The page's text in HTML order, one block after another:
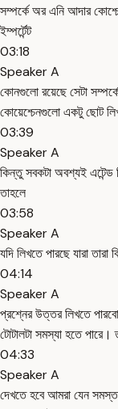
সম্পর্কে অর এনি আদার
ইম্পর্টেন্ট
03:18
Speaker A
কোনগুলো রয়েছে সেটা
কোয়েশ্চেনগুলো একটু ছোট
03:39
Speaker A
কিন্তু সবকটা অবশ্যই এটেন্ড
তাহলে
03:58
Speaker A
যদি লিখতে পারছে যারা
04:14
Speaker A
প্রশ্নের উত্তর লিখতে
টোটালটা সমস্যা হতে পারে।
04:33
Speaker A
দেখতে হবে আমরা যেন